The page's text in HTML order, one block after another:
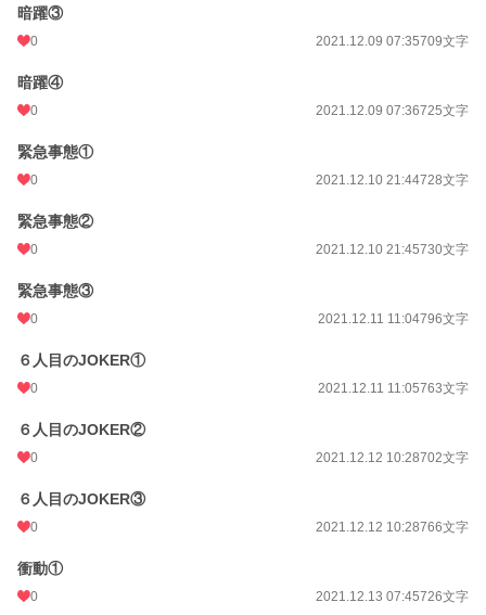
暗躍③
0 2021.12.09 07:35709文字
暗躍④
0 2021.12.09 07:36725文字
緊急事態①
0 2021.12.10 21:44728文字
緊急事態②
0 2021.12.10 21:45730文字
緊急事態③
0 2021.12.11 11:04796文字
６人目のJOKER①
0 2021.12.11 11:05763文字
６人目のJOKER②
0 2021.12.12 10:28702文字
６人目のJOKER③
0 2021.12.12 10:28766文字
衝動①
0 2021.12.13 07:45726文字